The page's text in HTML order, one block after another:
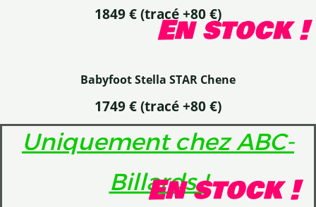
1849 €(tracé +80 €)
En stock !
Babyfoot Stella STAR Chene
1749 €(tracé +80 €)
Uniquement chez ABC-
Billards !
En stock !